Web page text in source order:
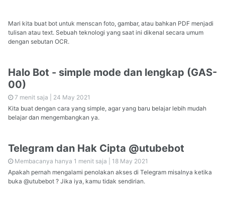
Mari kita buat bot untuk menscan foto, gambar, atau bahkan PDF menjadi
tulisan atau text. Sebuah teknologi yang saat ini dikenal secara umum
dengan sebutan OCR.
Halo Bot - simple mode dan lengkap (GAS-
00)
7 menit saja | 24 May 2021
Kita buat dengan cara yang simple, agar yang baru belajar lebih mudah
belajar dan mengembangkan ya.
Telegram dan Hak Cipta @utubebot
Membacanya hanya 1 menit saja | 18 May 2021
Apakah pernah mengalami penolakan akses di Telegram misalnya ketika
buka @utubebot ? Jika iya, kamu tidak sendirian.